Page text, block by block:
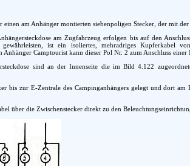
am Anhänger montierten siebenpoligen Stecker, der mit
am Zugfahrzeug erfolgen bis auf den
gewährleisten, ist ein isoliertes, mehradriges Kupferkabel
Camptourist kann dieser Pol Nr. 2 zum Anschluss einer
sind an der Innenseite die im Bild 4.122
bis zur E-Zentrale des Campinganhängers gelegt und dort
über die Zwischenstecker direkt zu den